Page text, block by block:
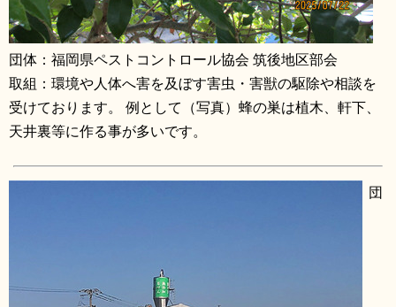
団体：福岡県ペストコントロール協会 筑後地区部会
取組：環境や人体へ害を及ぼす害虫・害獣の駆除や相談を
受けております。 例として（写真）蜂の巣は植木、軒下、
天井裏等に作る事が多いです。
団